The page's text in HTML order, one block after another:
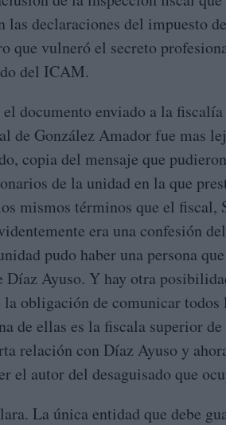
las declaraciones del impuesto
que vulneró el secreto
del ICAM.
documento enviado a la
de González Amador fue mas
copia del mensaje que
de la unidad en la que
mismos términos que el fiscal,
era una confesión
pudo haber una persona
Díaz Ayuso. Y hay otra
obligación de comunicar todos
de ellas es la fiscala superior
relación con Díaz Ayuso y
el autor del desaguisado que
La única entidad que debe